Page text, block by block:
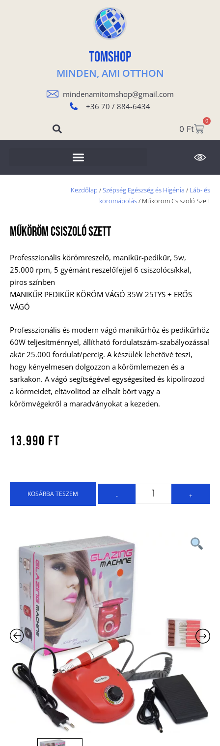
TOMSHOP
MINDEN, AMI OTTHON
mindenamitomshop@gmail.com
+36 70 / 884-6434
0 Ft
0
Kezdőlap /Szépség Egészség és Higénia / Láb- és
körömápolás/ Műköröm Csiszoló Szett
Műköröm Csiszoló Szett
Professzionális körömreszelő, manikűr-pedikűr, 5w,
25.000 rpm, 5 gyémánt reszelőfejjel 6 csiszolócsíkkal,
piros színben
MANIKŰR PEDIKŰR KÖRÖM VÁGÓ 35W 25TYS + ERŐS
VÁGÓ
Professzionális és modern vágó manikűrhöz és pedikűrhöz
60W teljesítménnyel, állítható fordulatszám-szabályozással
akár 25.000 fordulat/percig. A készülék lehetővé teszi,
hogy kényelmesen dolgozzon a körömlemezen és a
sarkakon. A vágó segítségével egységesíted és kipolírozod
a körmeidet, eltávolítod az elhalt bőrt vagy a
körömvégekről a maradványokat a kezeden.
13.990 Ft
- +
KOSÁRBA TESZEM